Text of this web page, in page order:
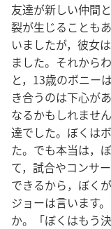
友達が新しい仲間
裂が生じることも
いましたが，彼女
ました。それから
と，13歳のボニー
き合うのは下心が
なるかもしれませ
達でした。ぼくは
た。でも本当は，
て，試合やコンサ
できるから，ぼく
ジョーは言います
か。「ぼくはもう